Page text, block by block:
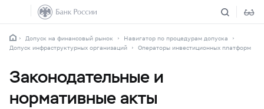
Допуск на финансовый рынок
Навигатор по процедурам допуска
Допуск инфраструктурных организаций
Операторы инвестиционных платформ
Законодательные и
нормативные акты